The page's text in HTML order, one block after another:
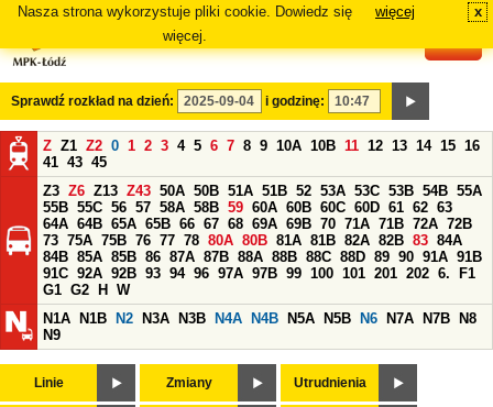
Nasza strona wykorzystuje pliki cookie. Dowiedz się
więcej.
więcej x
Sprawdź rozkład na dzień: i godzinę:
Z Z1 Z2 0 1 2 3 4 5 6 7 8 9 10A 10B 11 12 13 14 15 16
41 43 45
Z3 Z6 Z13 Z43 50A 50B 51A 51B 52 53A 53C 53B 54B 55A
55B 55C 56 57 58A 58B 59 60A 60B 60C 60D 61 62 63
64A 64B 65A 65B 66 67 68 69A 69B 70 71A 71B 72A 72B
73 75A 75B 76 77 78 80A 80B 81A 81B 82A 82B 83 84A
84B 85A 85B 86 87A 87B 88A 88B 88C 88D 89 90 91A 91B
91C 92A 92B 93 94 96 97A 97B 99 100 101 201 202 6.
F1
G1 G2 H
W
N1A
N1B N2 N3A N3B N4A N4B N5A N5B N6 N7A N7B
N8
N9
Linie Zmiany Utrudnienia